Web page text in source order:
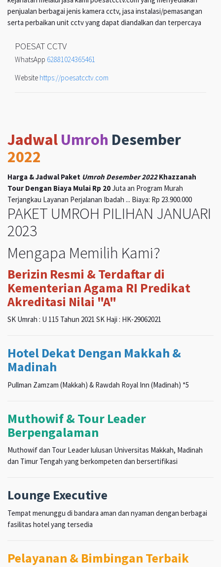
penjualan berbagai jenis kamera cctv, jasa instalasi/pemasangan
serta perbaikan unit cctv yang dapat diandalkan dan terpercaya
POESAT CCTV
WhatsApp 62881024365461
Website https://poesatcctv.com
Jadwal Umroh Desember
2022
Harga & Jadwal Paket Umroh Desember 2022Khazzanah
Tour Dengan Biaya Mulai Rp 20Juta an Program Murah
Terjangkau Layanan Perjalanan Ibadah ... Biaya: Rp 23.900.000
PAKET UMROH PILIHAN JANUARI
2023
Mengapa Memilih Kami?
Berizin Resmi & Terdaftar di
Kementerian Agama RI Predikat
Akreditasi Nilai "A"
SK Umrah : U 115 Tahun 2021 SK Haji : HK-29062021
Hotel Dekat Dengan Makkah &
Madinah
Pullman Zamzam (Makkah) & Rawdah Royal Inn (Madinah) *5
Muthowif & Tour Leader
Berpengalaman
Muthowif dan Tour Leader lulusan Universitas Makkah, Madinah
dan Timur Tengah yang berkompeten dan bersertifikasi
Lounge Executive
Tempat menunggu di bandara aman dan nyaman dengan berbagai
fasilitas hotel yang tersedia
Pelayanan & Bimbingan Terbaik